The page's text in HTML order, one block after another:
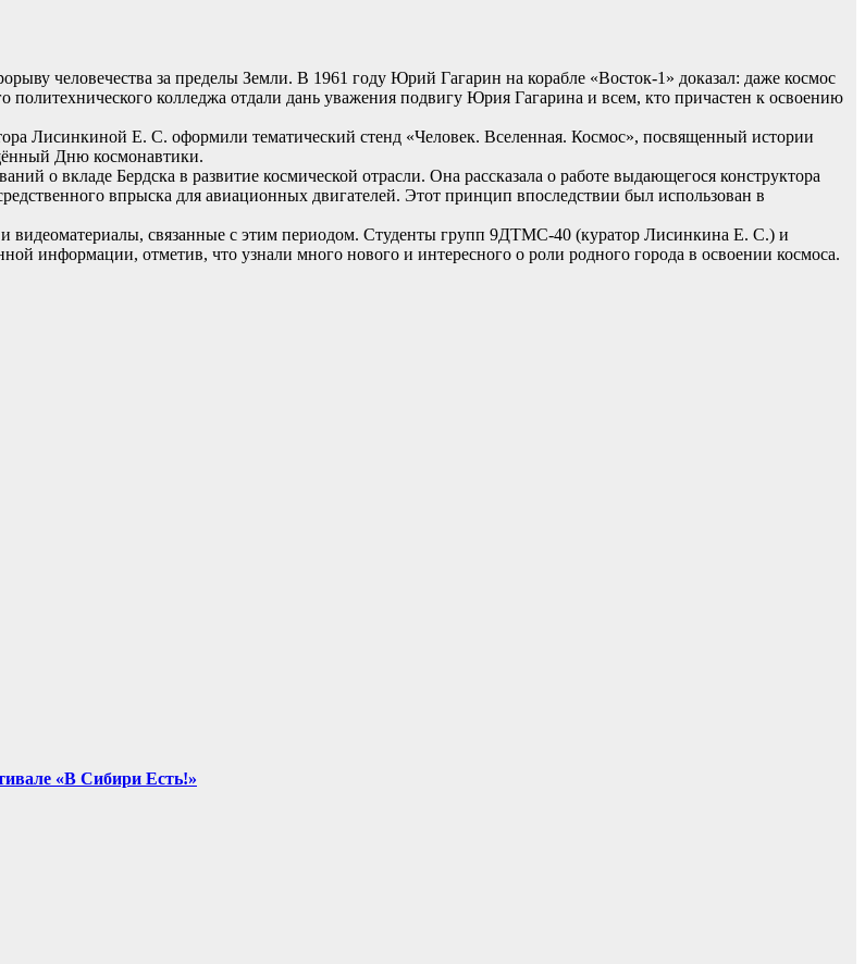
человечества за пределы Земли. В 1961 году Юрий Гагарин на корабле «Восток-1» доказал: даже космос
политехнического колледжа отдали дань уважения подвигу Юрия Гагарина и всем, кто причастен к освоению
Лисинкиной Е. С. оформили тематический стенд «Человек. Вселенная. Космос», посвященный истории
Дню космонавтики.
о вкладе Бердска в развитие космической отрасли. Она рассказала о работе выдающегося конструктора
впрыска для авиационных двигателей. Этот принцип впоследствии был использован в
видеоматериалы, связанные с этим периодом. Студенты групп 9ДТМС-40 (куратор Лисинкина Е. С.) и
информации, отметив, что узнали много нового и интересного о роли родного города в освоении космоса.
«В Сибири Есть!»